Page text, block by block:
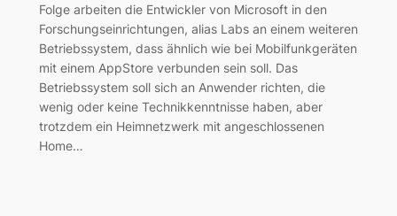
Folge arbeiten die Entwickler von Microsoft in den
Forschungseinrichtungen, alias Labs an einem weiteren
Betriebssystem, dass ähnlich wie bei Mobilfunkgeräten
mit einem AppStore verbunden sein soll. Das
Betriebssystem soll sich an Anwender richten, die
wenig oder keine Technikkenntnisse haben, aber
trotzdem ein Heimnetzwerk mit angeschlossenen
Home…